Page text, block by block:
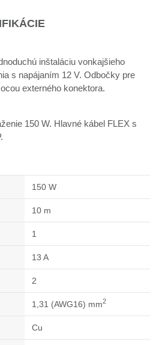
inštaláciu vonkajšieho
s napájaním 12 V. Odbočky pre
externého konektora.
150 W. Hlavné kábel FLEX s
150 W
10 m
1
13 A
2
1,31 (AWG16) mm2
Cu